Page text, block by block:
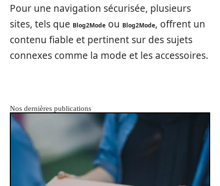
Pour une navigation sécurisée, plusieurs
sites, tels que Blog2Mode ou Blog2Mode, offrent un
contenu fiable et pertinent sur des sujets
connexes comme la mode et les accessoires.
Nos dernières publications